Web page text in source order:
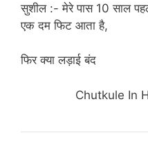
सुशील :- मेरे पास 10 साल
एक दम फिट आता है,
फिर क्या लड़ाई बंद
Chutkule In